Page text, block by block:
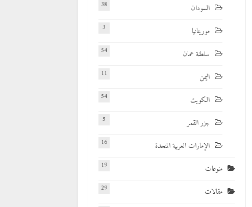
السودان 38
موريتانيا 3
سلطنة عمان 54
اليمن 11
الكويت 54
جزر القمر 5
الإمارات العربية المتحدة 16
منوعات 19
مقالات 29